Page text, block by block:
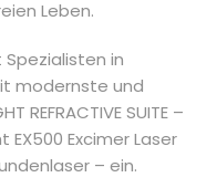
Leben.
in
modernste und
REFRACTIVE SUITE –
Excimer Laser
– ein.